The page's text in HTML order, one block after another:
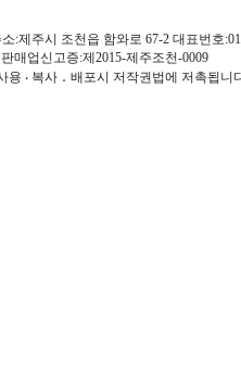
:제주시 조천읍 함와로 67-2 대표번호
매업신고증:제2015-제주조천-0009
용 ‧ 복사 ․ 배포시 저작권법에 저촉됩